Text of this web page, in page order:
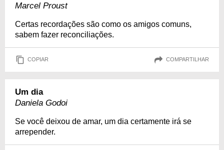
Marcel Proust
Certas recordações são como os amigos comuns,
sabem fazer reconciliações.
COPIAR COMPARTILHAR
Um dia
Daniela Godoi
Se você deixou de amar, um dia certamente irá se
arrepender.